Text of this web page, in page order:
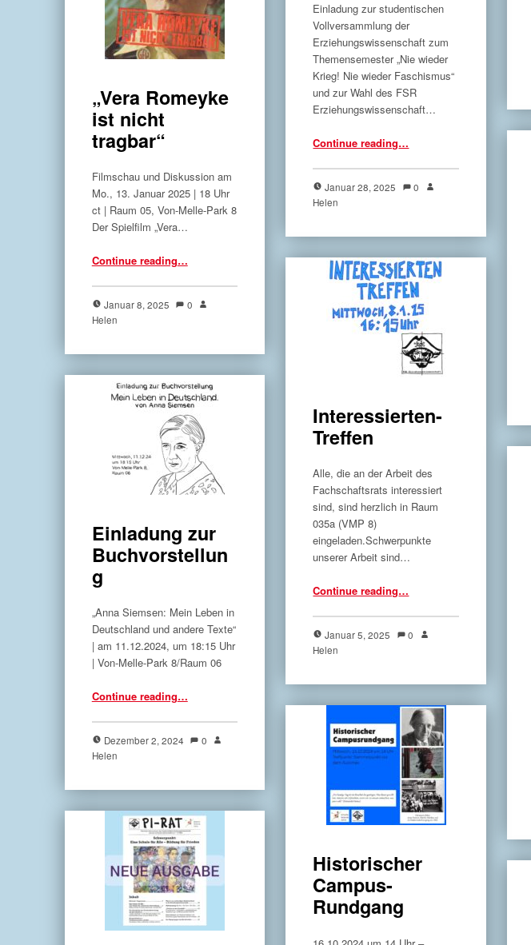
Einladung zur studentischen
Vollversammlung der
Erziehungswissenschaft zum
Themensemester „Nie wieder
Krieg! Nie wieder Faschismus“
und zur Wahl des FSR
Erziehungswissenschaft…
Continue reading“Studentische Vollversammlung am 29.1.25 von 14-16 Uhr in Raum 206 (Von-Melle-Park 8)”
…
Januar 28, 2025
0
Helen
„Vera Romeyke
ist nicht
tragbar“
Filmschau und Diskussion am
Mo., 13. Januar 2025 | 18 Uhr
ct | Raum 05, Von-Melle-Park 8
Der Spielfilm „Vera…
Continue reading…
Januar 8, 2025
0
Helen
Interessierten-
Treffen
Alle, die an der Arbeit des
Fachschaftsrats interessiert
sind, sind herzlich in Raum
035a (VMP 8)
eingeladen.Schwerpunkte
unserer Arbeit sind…
Continue reading…
Januar 5, 2025
0
Helen
Einladung zur
Buchvorstellun
g
„Anna Siemsen: Mein Leben in
Deutschland und andere Texte“
| am 11.12.2024, um 18:15 Uhr
| Von-Melle-Park 8/Raum 06
Continue reading…
Dezember 2, 2024
0
Helen
Historischer
Campus-
Rundgang